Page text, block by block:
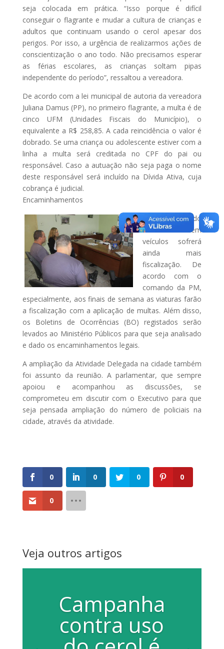
seja colocada em prática. “Isso porque é difícil
conseguir o flagrante e mudar a cultura de crianças e
adultos que continuam usando o cerol apesar dos
perigos. Por isso, a urgência de realizarmos ações de
conscientização o ano todo. Não precisamos esperar
as férias escolares, as crianças soltam pipas
independente do período”, ressaltou a vereadora.
De acordo com a lei municipal de autoria da vereadora
Juliana Damus (PP), no primeiro flagrante, a multa é de
cinco UFM (Unidades Fiscais do Município), o
equivalente a R$ 258,85. A cada reincidência o valor é
dobrado. Se uma criança ou adolescente estiver com a
linha a multa será creditada no CPF do pai ou
responsável. Caso a autuação não seja paga o nome
deste responsável será incluído na Dívida Ativa, cuja
cobrança é judicial.
Encaminhamentos
A questão do
som alto em
veículos sofrerá
ainda mais
fiscalização. De
acordo com o
comando da PM,
especialmente, aos finais de semana as viaturas farão
a fiscalização com a aplicação de multas. Além disso,
os Boletins de Ocorrências (BO) registados serão
levados ao Ministério Públicos para que seja analisado
e dado os encaminhamentos legais.
A ampliação da Atividade Delegada na cidade também
foi assunto da reunião. A parlamentar, que sempre
apoiou e acompanhou as discussões, se
comprometeu em discutir com o Executivo para que
seja pensada ampliação do número de policiais na
cidade, através da atividade.
0 0 0 0
0
Veja outros artigos
Campanha
contra uso